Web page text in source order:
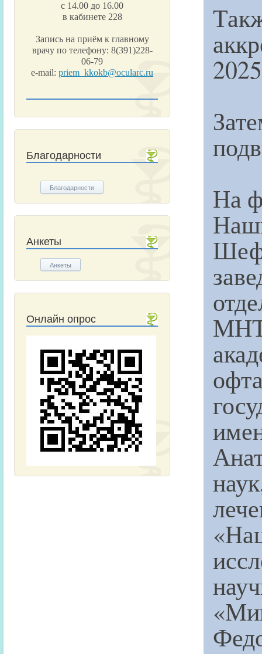
с 14.00 до 16.00
в кабинете 228
Запись на приём к главному
врачу по телефону: 8(391)228-
06-79
e-mail:priem_kkokb@ocularc.ru
Благодарности
Благодарности
Анкеты
Анкеты
Онлайн опрос
На